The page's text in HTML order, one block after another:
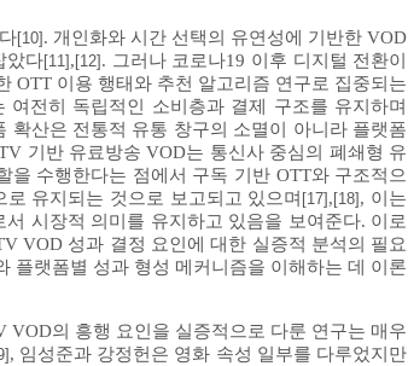
[10] . 개인화와 시간 선택의 유연성에 기반한 VOD
았다[11] , [12] . 그러나 코로나19 이후 디지털 전환이
OTT 이용 행태와 추천 알고리즘 연구로 집중되는
전히 독립적인 소비층과 결제 구조를 유지하며
확산은 전통적 유통 창구의 소멸이 아니라 플랫폼
기반 유료방송 VOD는 통신사 중심의 폐쇄형 유
수행한다는 점에서 구독 기반 OTT와 구조적으
유지되는 것으로 보고되고 있으며 [17] , [18] , 이는
시장적 의미를 유지하고 있음을 보여준다. 이로
VOD 성과 결정 요인에 대한 실증적 분석의 필요
플랫폼별 성과 형성 메커니즘을 이해하는 데 이론
VOD의 흥행 요인을 실증적으로 다룬 연구는 매우
, 임성준과 강정헌은 영화 속성 일부를 다루었지만